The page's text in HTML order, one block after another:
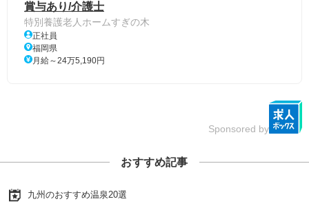
賞与あり/介護士
特別養護老人ホームすぎの木
正社員
福岡県
月給～24万5,190円
Sponsored by
おすすめ記事
九州のおすすめ温泉20選